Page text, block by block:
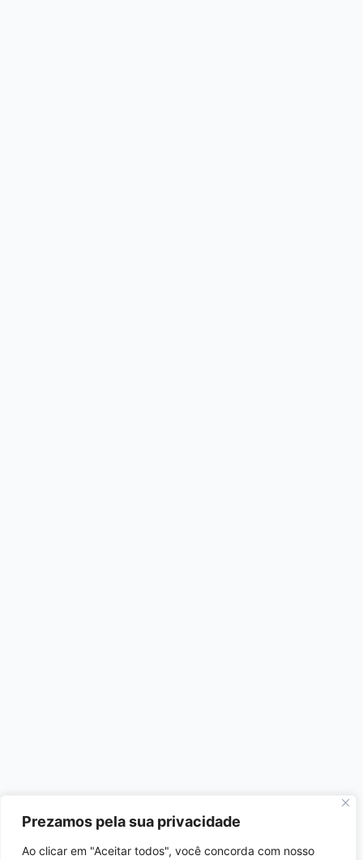
Prezamos pela sua privacidade
Ao clicar em "Aceitar todos", você concorda com nosso